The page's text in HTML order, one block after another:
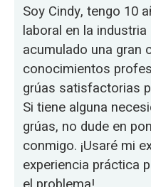
Soy Cindy, tengo 10
laboral en la
acumulado una gran
conocimientos
grúas satisfactorias
Si tiene alguna
grúas, no dude en
conmigo. ¡Usaré mi
experiencia práctica